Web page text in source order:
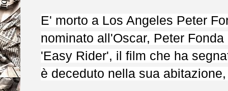
E' morto a Los Angeles Peter
nominato all'Oscar, Peter
'Easy Rider', il film che ha
è deceduto nella sua